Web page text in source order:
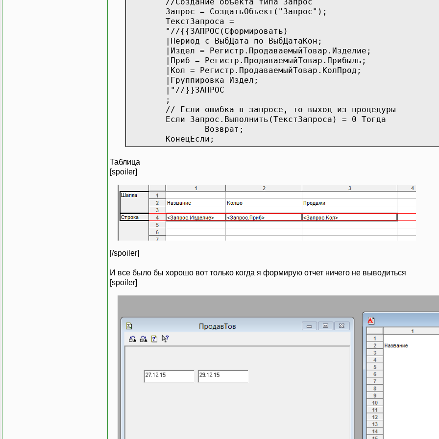
Запрос = СоздатьОбъект("Запрос");
ТекстЗапроса =
"//{{ЗАПРОС(Сформировать)
|Период с ВыбДата по ВыбДатаКон;
|Издел = Регистр.ПродаваемыйТовар.Изделие;
|Приб = Регистр.ПродаваемыйТовар.Прибыль;
|Кол = Регистр.ПродаваемыйТовар.КолПрод;
|Группировка Издел;
|"//}}ЗАПРОС
;
// Если ошибка в запросе, то выход из процедуры
Если Запрос.Выполнить(ТекстЗапроса) = 0 Тогда
Возврат;
КонецЕсли;
Таб.ИсходнаяТаблица("");
// Заполнение полей "Заголовок"
Таб.ВывестиСекцию("Шапка");
Состояние("Заполнение выходной таблицы...");
// Вывод заполненной формы
Таб.Показать("");
КонецПроцедуры
Таблица
[spoiler]
[/spoiler]
И все было бы хорошо вот только когда я формирую отчет ничего не выводиться
[spoiler]